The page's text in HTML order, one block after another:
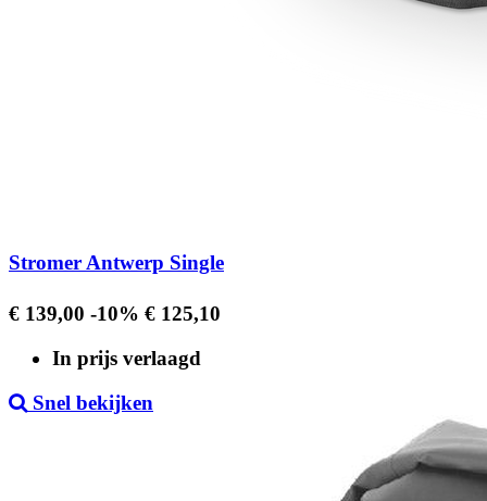
Stromer Antwerp Single
Regular
€ 139,00 -10% Prijs
€ 125,10
In prijs verlaagd
Snel bekijken